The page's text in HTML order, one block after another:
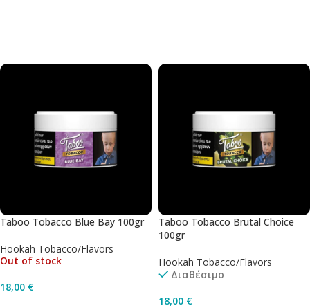
Taboo Tobacco Blue Bay 100gr
Hookah Tobacco/Flavors
Out of stock
18,00 €
Taboo Tobacco Brutal Choice
100gr
Hookah Tobacco/Flavors
Διαθέσιμο
18,00 €